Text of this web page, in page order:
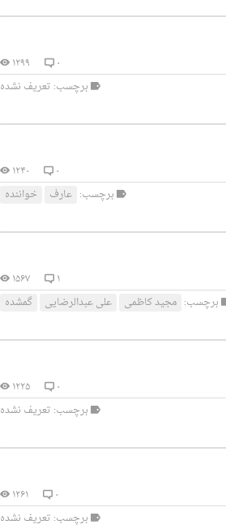
۰ ۱۲۹۹
برچسب: تعریف نشده
۰ ۱۲۴۰
برچسب: عارف خواننده
۱ ۱۵۶۷
برچسب: مجيد كاظمى على عبدالرضايى گمشده
۰ ۱۲۲۵
برچسب: تعریف نشده
۰ ۱۲۶۱
برچسب: تعریف نشده